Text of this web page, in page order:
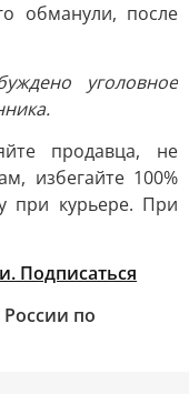
обманули, после
уголовное
продавца, не
избегайте 100%
при курьере. При
Подписаться
по